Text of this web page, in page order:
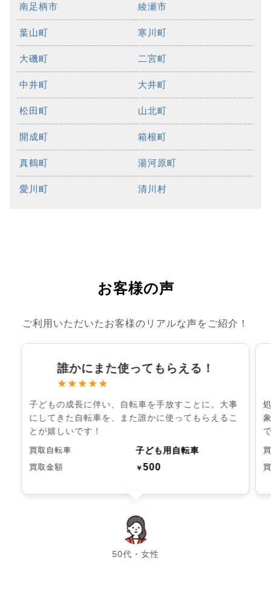
南足柄市 綾瀬市
葉山町 寒川町
大磯町 二宮町
中井町 大井町
松田町 山北町
開成町 箱根町
真鶴町 湯河原町
愛川町 清川村
お客様の声
ご利用いただいたお客様のリアルな声をご紹介！
誰かにまた使ってもらえる！
★★★★★
子どもの成長に伴い、自転車を手放すことに。大事
にしてきた自転車を、また誰かに使ってもらえるこ
とが嬉しいです！
買取自転車 子ども用自転車
買取金額 ￥500
50代・女性
chevron_left chevron_right